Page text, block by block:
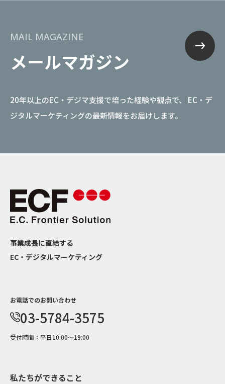
MAIL MAGAZINE
メールマガジン
20年以上のEC・デジマ支援で培った経験や観点で、
EC・デ
ジタルマーケティングの最新情報をお届けします。
事業成⻑に直結する
EC・デジタルマーケティング
お電話でのお問い合わせ
03-5784-3575
受付時間：平日10:00～19:00
私たちができること